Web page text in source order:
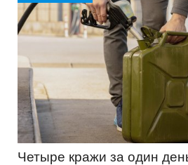
Четыре кражи за один